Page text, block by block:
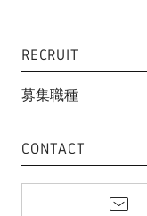
RECRUIT
募集職種
CONTACT